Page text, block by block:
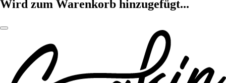
Wird zum Warenkorb hinzugefügt...